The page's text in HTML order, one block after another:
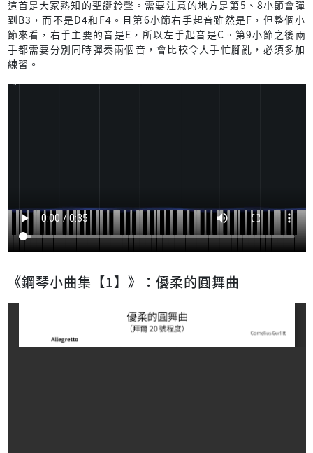
這首是大家熟知的聖誕鈴聲。需要注意的地方是第5、8小節會彈
到B3，而不是D4和F4。且第6小節右手起音雖然是F，但整個小
節來看，右手主要的音是E，所以左手起音是C。第9小節之後兩
手都需要分別同時彈奏兩個音，會比較令人手忙腳亂，必須多加
練習。
《鋼琴小曲集【1】》：優柔的圓舞曲